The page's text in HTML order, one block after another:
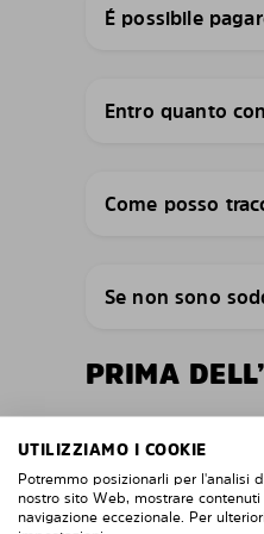
É possibile
Entro quanto
Come posso
Se non sono
PRIMA
– Assicurati che
siano corretti.
– Aiutati con le
vederne le
UTILIZZIAMO I COOKIE
Potremmo posizionarli per l'analisi
nostro sito Web, mostrare
navigazione eccezionale. Per